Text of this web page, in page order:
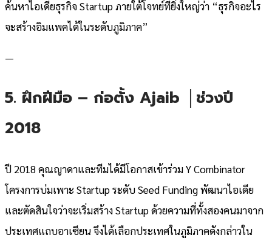
ค้นหาไอเดียธุรกิจ Startup ภายใต้โจทย์ที่ยิ่งใหญ่ว่า “ธุรกิจอะไร
จะสร้างอิมแพคได้ในระดับภูมิภาค”
—
5. ฝึกฝีมือ – ก่อตั้ง Ajaib │ช่วงปี
2018
ปี 2018 คุณญาดาและทีมได้มีโอกาสเข้าร่วม Y Combinator
โครงการบ่มเพาะ Startup ระดับ Seed Funding พัฒนาไอเดีย
และตัดสินใจว่าจะเริ่มสร้าง Startup ด้วยความที่ทั้งสองคนมาจาก
ประเทศแถบอาเซียน จึงได้เลือกประเทศในภูมิภาคดังกล่าวใน